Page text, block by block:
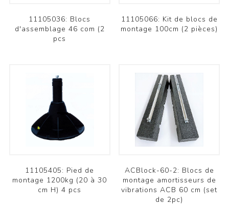
11105036: Blocs
d'assemblage 46 com (2
pcs
11105066: Kit de blocs de
montage 100cm (2 pièces)
11105405: Pied de
montage 1200kg (20 à 30
cm H) 4 pcs
ACBlock-60-2: Blocs de
montage amortisseurs de
vibrations ACB 60 cm (set
de 2pc)